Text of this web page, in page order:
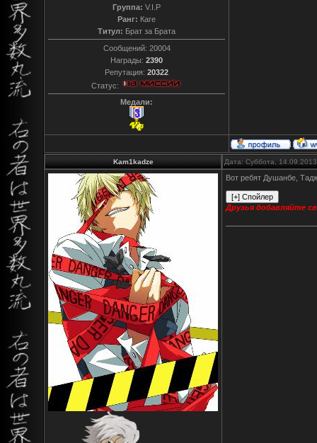
Группа: V.I.P
Ранг: Каге
Титул: Брат за Брата
Сообщений: 20004
Награды: 2390
Репутация: 20322
Статус:
Медали:
Kam1kadze Дата: Суббота,
Вот ребят Душанбе,
Друзья добавляйте